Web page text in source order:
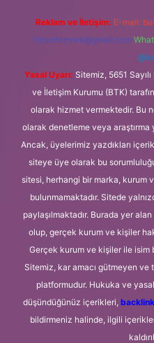
Reklam ve İletişim: E-mail:
forumhizmeti@gmail.com
Yasal Uyarı: Sitemiz, 5651
ve İletişim Kurumu (BTK)
olarak hizmet vermektedir. Bu
olarak denetleme veya araştırma
Ancak, üyelerimiz yazdıkları
siteye üye olarak bu
sitesi, herhangi bir marka, kurum
bulunmamaktadır. Sitede
paylaşılmaktadır. Burada yer
olup, gerçek kurum ve kişiler
Gerçek kurum ve kişiler ile isim
Sitemiz, kar amacı gütmeyen ve
platformudur. Hukuka ve
düşündüğünüz içerikleri,
bildirmeniz halinde, ilgili